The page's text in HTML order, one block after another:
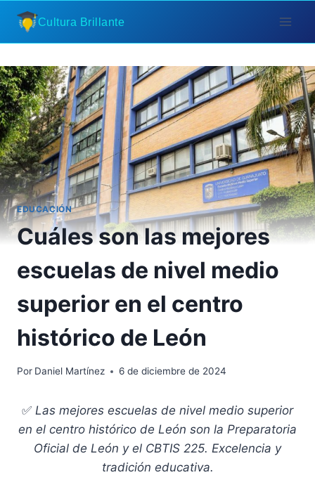
Saltar
contenido
Cultura Brillante
EDUCACIÓN
Cuáles son las mejores
escuelas de nivel medio
superior en el centro
histórico de León
Por Daniel Martínez 6 de diciembre de 2024
✅ Las mejores escuelas de nivel medio superior
en el centro histórico de León son la Preparatoria
Oficial de León y el CBTIS 225. Excelencia y
tradición educativa.